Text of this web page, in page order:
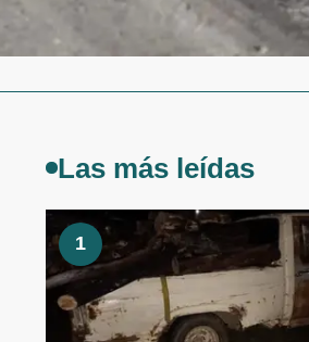
Las más leídas
1